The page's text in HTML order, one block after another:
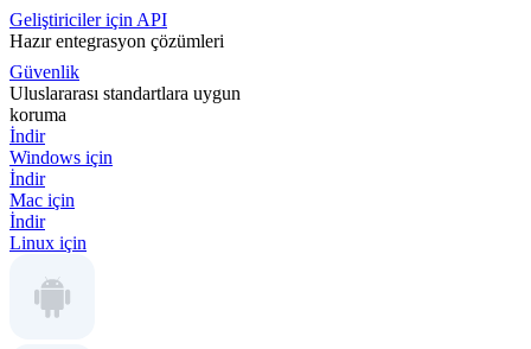
Geliştiriciler için API
Hazır entegrasyon çözümleri
Güvenlik
Uluslararası standartlara uygun
koruma
İndir
Windows için
İndir
Mac için
İndir
Linux için